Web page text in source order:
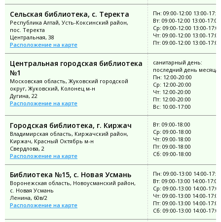
Сельская библиотека, с. Теректа
Республика Алтай, Усть-Коксинский район,
пос. Теректа
Центральная, 38
Расположение на карте
Пн: 09:00-12:00 13:00-
Вт: 09:00-12:00 13:00-17:00
Ср: 09:00-12:00 13:00-17:00
Чт: 09:00-12:00 13:00-17:00
Пт: 09:00-12:00 13:00-17:00
Центральная городская библиотека
№1
Московская область, Жуковский городской
округ, Жуковский, Колонец м-н
Дугина, 22
Расположение на карте
санитарный день:
последний день месяца
Пн: 12:00-20:00
Ср: 12:00-20:00
Чт: 12:00-20:00
Пт: 12:00-20:00
Вс: 10:00-17:00
Городская библиотека, г. Киржач
Владимирская область, Киржачский район,
Киржач, Красный Октябрь м-н
Свердлова, 2
Расположение на карте
Вт: 09:00-18:00
Ср: 09:00-18:00
Чт: 09:00-18:00
Пт: 09:00-18:00
Сб: 09:00-18:00
Библиотека №15, с. Новая Усмань
Воронежская область, Новоусманский район,
с. Новая Усмань
Ленина, 60в/2
Расположение на карте
Пн: 09:00-13:00 14:00-
Вт: 09:00-13:00 14:00-17:00
Ср: 09:00-13:00 14:00-17:00
Чт: 09:00-13:00 14:00-17:00
Пт: 09:00-13:00 14:00-17:00
Сб: 09:00-13:00 14:00-17:00